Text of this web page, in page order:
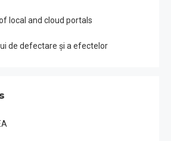
local and cloud portals
de defectare și a efectelor